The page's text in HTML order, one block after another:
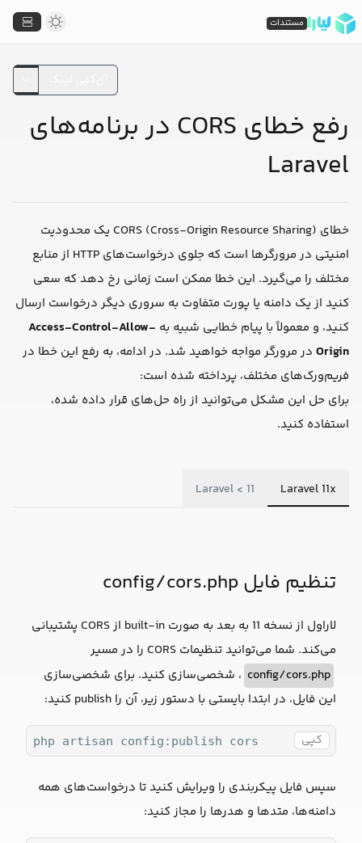
رفع خطای CORS در برنامه‌های
Laravel
خطای CORS (Cross-Origin Resource Sharing) یک محدودیت
امنیتی در مرورگرها است که جلوی درخواست‌های HTTP از منابع
مختلف را می‌گیرد. این خطا ممکن است زمانی رخ دهد که سعی
کنید از یک دامنه یا پورت متفاوت به سروری دیگر درخواست ارسال
کنید، و معمولاً با پیام خطایی شبیه به Access-Control-Allow-
Origin در مرورگر مواجه خواهید شد. در ادامه، به رفع این خطا در
فریم‌ورک‌های مختلف، پرداخته شده است:
برای حل این مشکل می‌توانید از راه حل‌‌های قرار داده شده،
استفاده کنید.
Laravel 11x
Laravel < 11
تنظیم فایل config/cors.php
لاراول از نسخه 11 به بعد به صورت built-in از CORS پشتیبانی
می‌کند. شما می‌توانید تنظیمات CORS را در مسیر
config/cors.php ، شخصی‌سازی کنید. برای شخصی‌سازی
این فایل، در ابتدا بایستی با دستور زیر، آن را publish کنید:
کپی php artisan config:publish cors
سپس فایل پیکربندی را ویرایش کنید تا درخواست‌های همه
دامنه‌ها، متدها و هدرها را مجاز کنید:
مستندات